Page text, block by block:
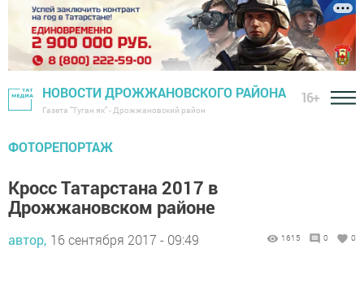
НОВОСТИ ДРОЖЖАНОВСКОГО РАЙОНА
Газета "Туган як" - Дрожжановский район
16+
ФОТОРЕПОРТАЖ
Кросс Татарстана 2017 в
Дрожжановском районе
автор, 16 сентября 2017 - 09:49 1615 0 0